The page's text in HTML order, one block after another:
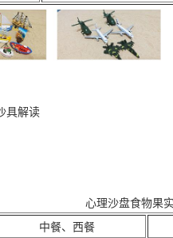
具解读
心理沙盘食物果
中餐、西餐